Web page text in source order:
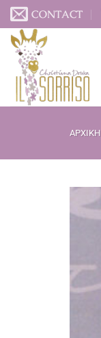
Μετάβαση
στο
περιεχόμενο
CONTACT
ΑΡΧΙΚΉ